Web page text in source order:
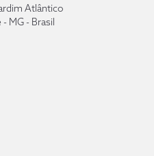
Atlântico
MG - Brasil